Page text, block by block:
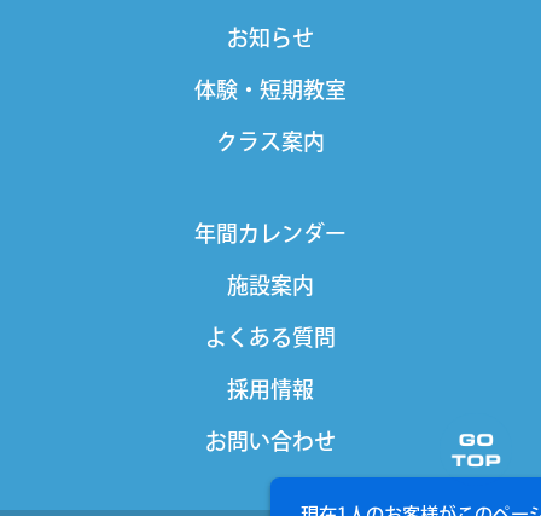
お知らせ
体験・短期教室
クラス案内
年間カレンダー
施設案内
よくある質問
採用情報
お問い合わせ